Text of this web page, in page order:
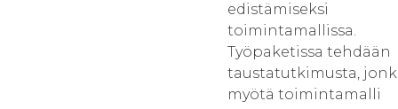
edistämiseksi
toimintamallissa.
Työpaketissa tehdään
taustatutkimusta,
myötä toimintamalli